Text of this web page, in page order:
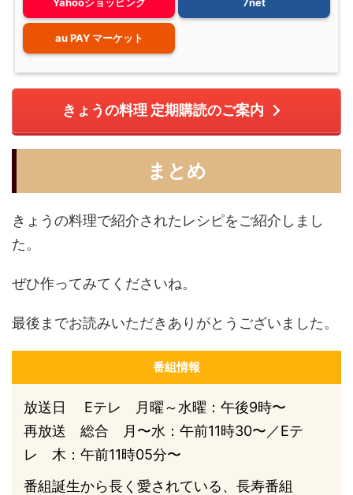
Yahooショッピング 7net
au PAY マーケット
きょうの料理 定期購読のご案内
まとめ
きょうの料理で紹介されたレシピをご紹介しまし
た。
ぜひ作ってみてくださいね。
最後までお読みいただきありがとうございました。
番組情報
放送日 Eテレ 月曜～水曜：午後9時〜
再放送 総合 月〜水：午前11時30〜／Eテ
レ 木：午前11時05分〜
番組誕生から長く愛されている、長寿番組